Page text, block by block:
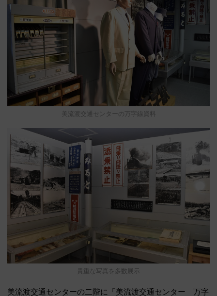
美流渡交通センターの万字線資料
貴重な写真を多数展示
美流渡交通センターの二階に「美流渡交通センター 万字